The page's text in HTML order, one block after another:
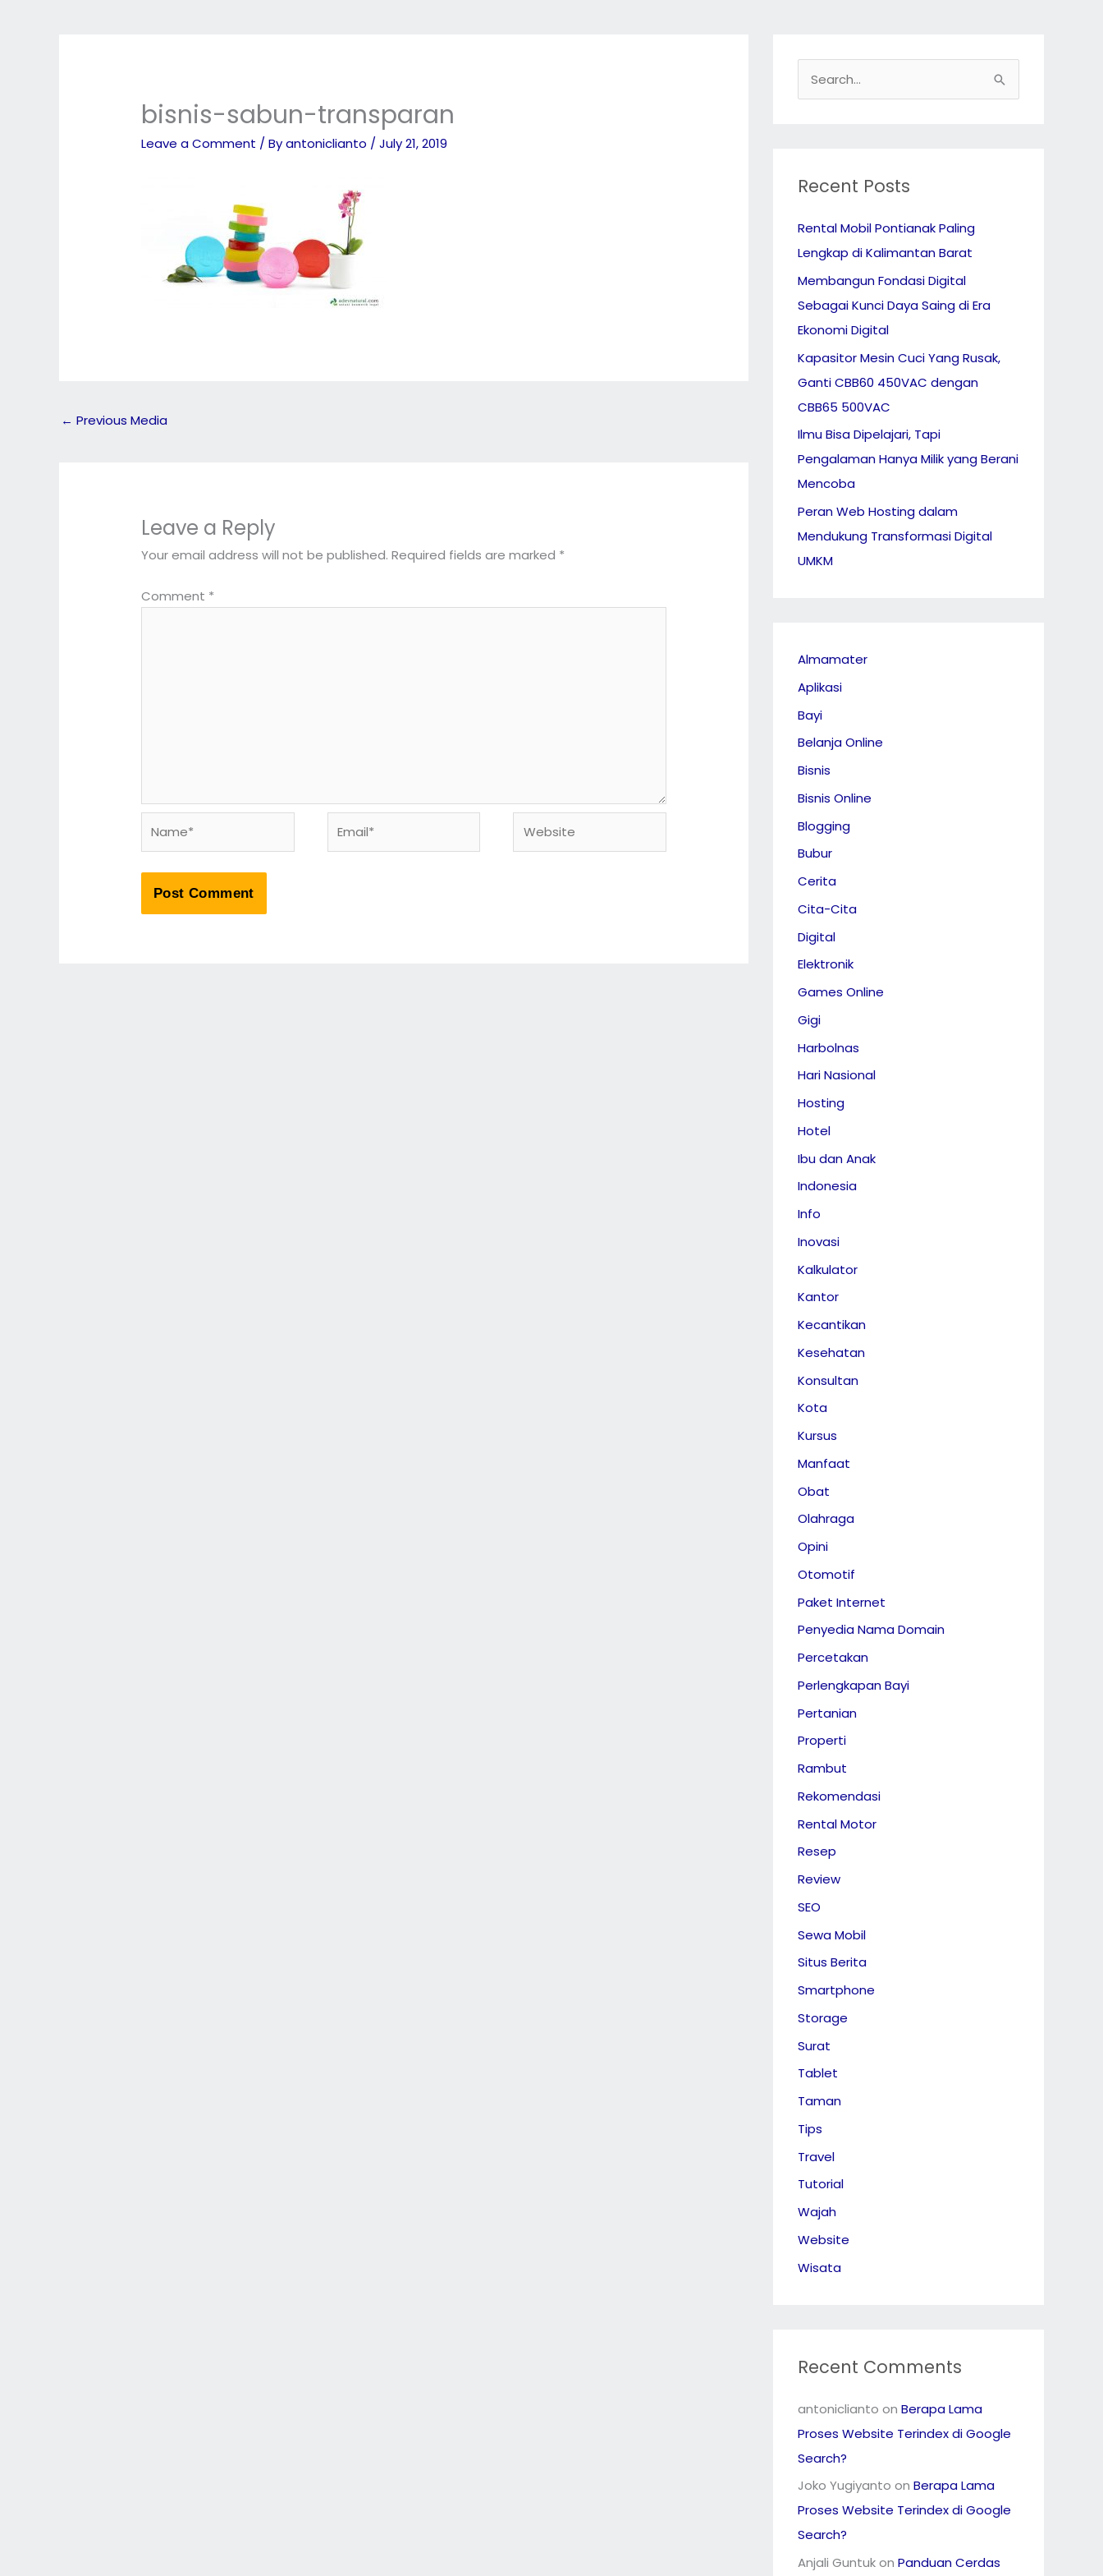
bisnis-sabun-transparan
Leave a Comment / Byantoniclianto /July 21, 2019
← Previous Media
Leave a Reply
Your email address will not be published. Required fields are marked *
Comment *
c
f
o
r
:
Recent Posts
Rental Mobil Pontianak Paling
Lengkap di Kalimantan Barat
Membangun Fondasi Digital
Sebagai Kunci Daya Saing di Era
Ekonomi Digital
Kapasitor Mesin Cuci Yang Rusak,
Ganti CBB60 450VAC dengan
CBB65 500VAC
Ilmu Bisa Dipelajari, Tapi
Pengalaman Hanya Milik yang Berani
Mencoba
Peran Web Hosting dalam
Mendukung Transformasi Digital
UMKM
Almamater
Aplikasi
Bayi
Belanja Online
Bisnis
Bisnis Online
Blogging
Bubur
Cerita
Cita-Cita
Digital
Elektronik
Games Online
Gigi
Harbolnas
Hari Nasional
Hosting
Hotel
Ibu dan Anak
Indonesia
Info
Inovasi
Kalkulator
Kantor
Kecantikan
Kesehatan
Konsultan
Kota
Kursus
Manfaat
Obat
Olahraga
Opini
Otomotif
Paket Internet
Penyedia Nama Domain
Percetakan
Perlengkapan Bayi
Pertanian
Properti
Rambut
Rekomendasi
Rental Motor
Resep
Review
SEO
Sewa Mobil
Situs Berita
Smartphone
Storage
Surat
Tablet
Taman
Tips
Travel
Tutorial
Wajah
Website
Wisata
Recent Comments
antoniclianto on Berapa Lama
Proses Website Terindex di Google
Search?
Joko Yugiyanto on Berapa Lama
Proses Website Terindex di Google
Search?
Anjali Guntukon Panduan Cerdas